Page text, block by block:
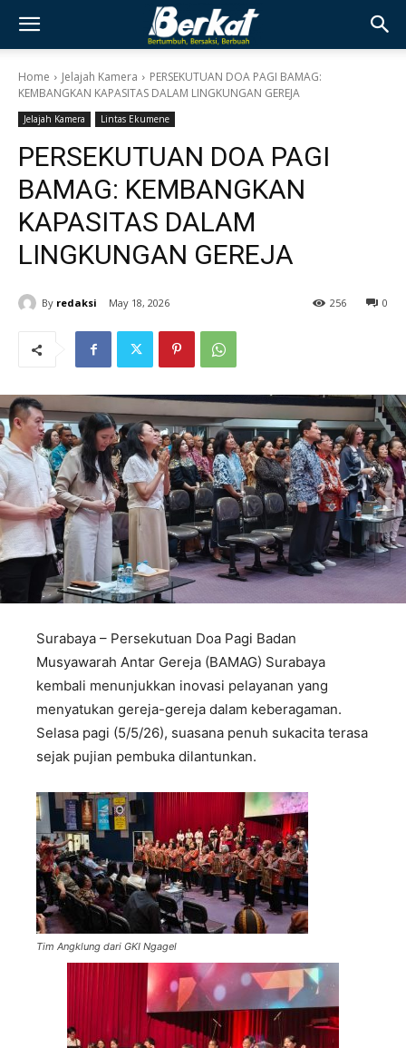
Home Jelajah Kamera
PERSEKUTUAN DOA PAGI BAMAG:
KEMBANGKAN KAPASITAS DALAM LINGKUNGAN GEREJA
Jelajah Kamera Lintas Ekumene
PERSEKUTUAN DOA PAGI
BAMAG: KEMBANGKAN
KAPASITAS DALAM
LINGKUNGAN GEREJA
By redaksi May 18, 2026 0
256
Surabaya – Persekutuan Doa Pagi Badan
Musyawarah Antar Gereja (BAMAG) Surabaya
kembali menunjukkan inovasi pelayanan yang
menyatukan gereja-gereja dalam keberagaman.
Selasa pagi (5/5/26), suasana penuh sukacita terasa
sejak pujian pembuka dilantunkan.
Tim Angklung dari GKI Ngagel